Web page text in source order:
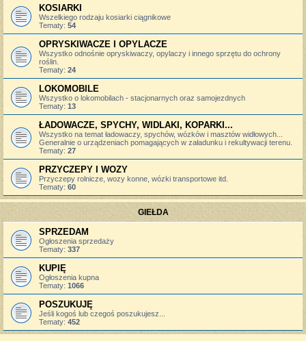
KOSIARKI
Wszelkiego rodzaju kosiarki ciągnikowe
Tematy: 54
OPRYSKIWACZE I OPYLACZE
Wszystko odnośnie opryskiwaczy, opylaczy i innego sprzętu do ochrony
roślin.
Tematy: 24
LOKOMOBILE
Wszystko o lokomobilach - stacjonarnych oraz samojezdnych
Tematy: 13
ŁADOWACZE, SPYCHY, WIDLAKI, KOPARKI...
Wszystko na temat ładowaczy, spychów, wózków i masztów widłowych...
Generalnie o urządzeniach pomagających w załadunku i rekultywacji terenu.
Tematy: 27
PRZYCZEPY I WOZY
Przyczepy rolnicze, wozy konne, wózki transportowe itd.
Tematy: 60
GIEŁDA
SPRZEDAM
Ogłoszenia sprzedaży
Tematy: 337
KUPIĘ
Ogłoszenia kupna
Tematy: 1066
POSZUKUJĘ
Jeśli kogoś lub czegoś poszukujesz...
Tematy: 452